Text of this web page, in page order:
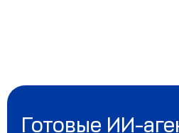
Готовые ИИ-